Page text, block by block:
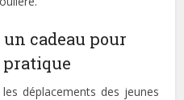
cadeau pour
pratique
déplacements des jeunes